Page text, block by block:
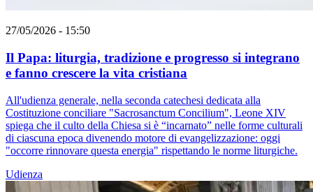
27/05/2026 - 15:50
Il Papa: liturgia, tradizione e progresso si integrano
e fanno crescere la vita cristiana
All'udienza generale, nella seconda catechesi dedicata alla
Costituzione conciliare "Sacrosanctum Concilium", Leone XIV
spiega che il culto della Chiesa si è “incarnato” nelle forme culturali
di ciascuna epoca divenendo motore di evangelizzazione: oggi
"occorre rinnovare questa energia" rispettando le norme liturgiche.
Udienza